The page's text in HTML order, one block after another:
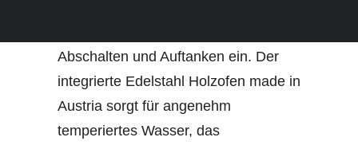
Abschalten und Auftanken ein. Der
integrierte Edelstahl Holzofen made in
Austria sorgt für angenehm
temperiertes Wasser, das